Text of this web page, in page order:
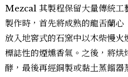
Mezcal 其製程保留大量傳統工
製作時，首先將成熟的龍舌蘭心
放入地窖式的石窯中以木柴慢火
標誌性的煙燻香氣。之後，將烘
酵，最後再經銅製或黏土蒸餾器